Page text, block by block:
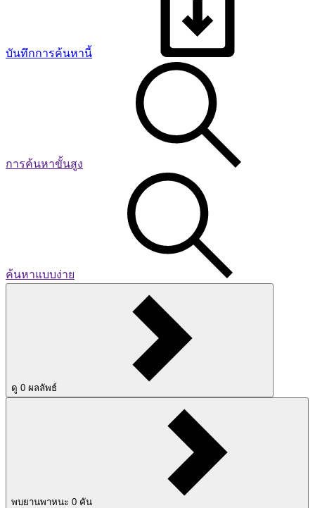
บันทึกการค้นหานี้
การค้นหาขั้นสูง
ค้นหาแบบง่าย
ดู 0 ผลลัพธ์
พบยานพาหนะ 0 คัน